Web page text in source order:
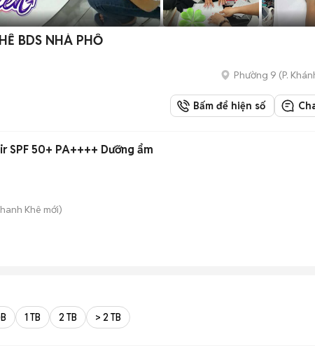
BDS NHÀ PHỐ
Phường 9 (P.
Bấm để hiện số
SPF 50+ PA++++ Dưỡng ẩm
Khê mới)
1 TB 2 TB > 2 TB